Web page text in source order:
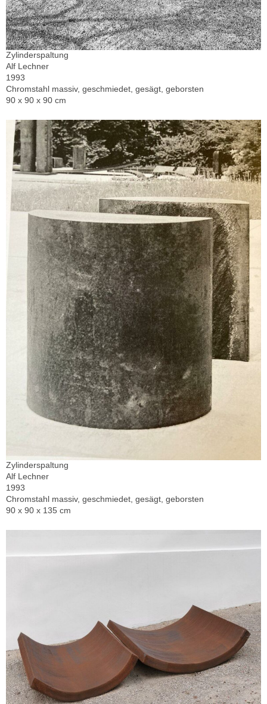
Zylinderspaltung
Alf Lechner
1993
Chromstahl massiv, geschmiedet, gesägt, geborsten
90 x 90 x 90 cm
Zylinderspaltung
Alf Lechner
1993
Chromstahl massiv, geschmiedet, gesägt, geborsten
90 x 90 x 135 cm